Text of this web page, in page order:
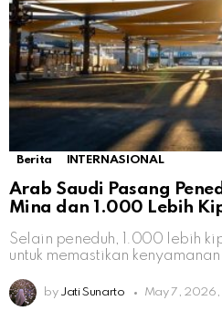
Berita INTERNASIONAL
Arab Saudi Pasang
Mina dan 1.000 Lebih
Selain peneduh, 1.000 lebih
untuk memastikan
by Jati Sunarto May 7, 2026,